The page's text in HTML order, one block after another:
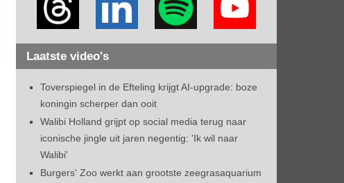
Laatste video's
Toverspiegel in de Efteling krijgt AI-upgrade: boze
koningin scherper dan ooit
Walibi Holland grijpt op social media terug naar
iconische jingle uit jaren negentig: 'Ik wil naar
Walibi'
Burgers' Zoo werkt aan grootste zeegrasaquarium